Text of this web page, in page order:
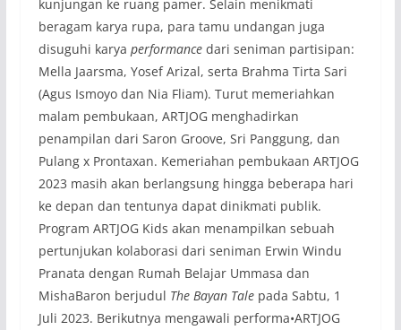
kunjungan ke ruang pamer. Selain menikmati
beragam karya rupa, para tamu undangan juga
disuguhi karya performancedari seniman partisipan:
Mella Jaarsma, Yosef Arizal, serta Brahma Tirta Sari
(Agus Ismoyo dan Nia Fliam). Turut memeriahkan
malam pembukaan, ARTJOG menghadirkan
penampilan dari Saron Groove, Sri Panggung, dan
Pulang x Prontaxan. Kemeriahan pembukaan ARTJOG
2023 masih akan berlangsung hingga beberapa hari
ke depan dan tentunya dapat dinikmati publik.
Program ARTJOG Kids akan menampilkan sebuah
pertunjukan kolaborasi dari seniman Erwin Windu
Pranata dengan Rumah Belajar Ummasa dan
MishaBaron berjudul The Bayan Tale pada Sabtu, 1
Juli 2023. Berikutnya mengawali performa•ARTJOG